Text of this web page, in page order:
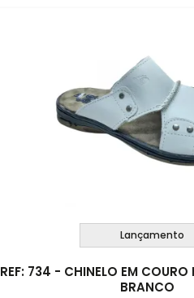
Lançamento
REF: 734 - CHINELO EM COURO
BRANCO